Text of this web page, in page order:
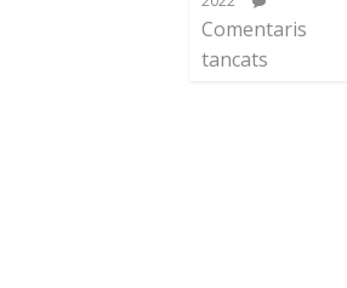
Comentaris
tancats